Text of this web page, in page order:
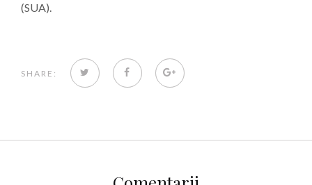
(SUA).
SHARE: TWITTERFACEBOOKGOOGLE+